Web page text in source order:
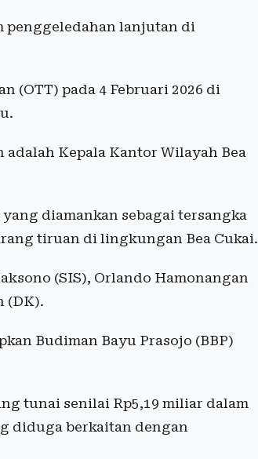
penggeledahan lanjutan di
(OTT) pada 4 Februari 2026 di
Kepala Kantor Wilayah Bea
diamankan sebagai tersangka
tiruan di lingkungan Bea Cukai.
(SIS), Orlando Hamonangan
(DK).
Budiman Bayu Prasojo (BBP)
tunai senilai Rp5,19 miliar dalam
diduga berkaitan dengan